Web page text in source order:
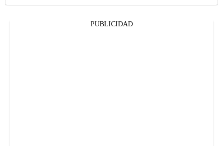
PUBLICIDAD